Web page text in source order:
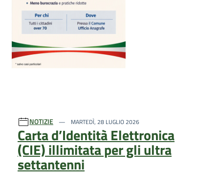
NOTIZIE MARTEDÌ, 28 LUGLIO 2026
Carta d’Identità Elettronica
(CIE) illimitata per gli ultra
settantenni